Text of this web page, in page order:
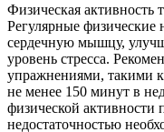
Физическая активность
Регулярные физические
сердечную мышцу,
уровень стресса.
упражнениями, такими
не менее 150 минут в
физической активности
недостаточностью